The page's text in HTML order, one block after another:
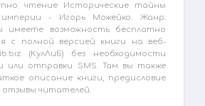
чтение Исторические тайны
империи - Игорь Можейко. Жанр:
имеете возможность бесплатно
с полной версией книги на веб-
(КулЛиБ) без необходимости
или отправки SMS. Там вы также
описание книги, предисловие
читателей.